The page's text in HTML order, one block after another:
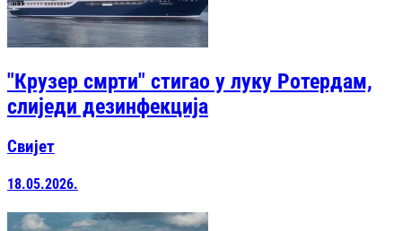
"Крузер смрти" стигао у луку Ротердам,
слиједи дезинфекција
Свијет
18.05.2026.